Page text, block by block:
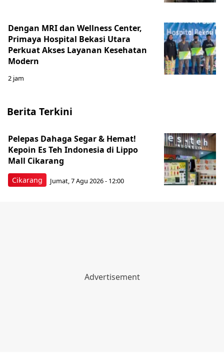
Dengan MRI dan Wellness Center,
Primaya Hospital Bekasi Utara
Perkuat Akses Layanan Kesehatan
Modern
2 jam
Berita Terkini
Cikarang
Pelepas Dahaga Segar & Hemat!
Kepoin Es Teh Indonesia di Lippo
Mall Cikarang
Jumat, 7 Agu 2026 - 12:00